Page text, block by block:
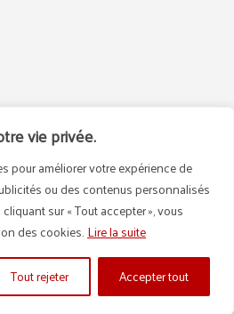
vie privée.
pour améliorer votre expérience de
ou des contenus personnalisés
sur « Tout accepter », vous
des cookies.Lire la suite
Tout rejeter Accepter tout
DEFI GROUP